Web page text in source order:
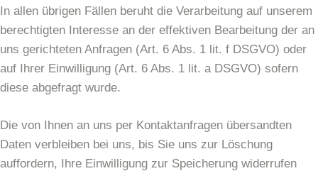
In allen übrigen Fällen beruht die Verarbeitung auf unserem
berechtigten Interesse an der effektiven Bearbeitung der an
uns gerichteten Anfragen (Art. 6 Abs. 1 lit. f DSGVO) oder
auf Ihrer Einwilligung (Art. 6 Abs. 1 lit. a DSGVO) sofern
diese abgefragt wurde.
Die von Ihnen an uns per Kontaktanfragen übersandten
Daten verbleiben bei uns, bis Sie uns zur Löschung
auffordern, Ihre Einwilligung zur Speicherung widerrufen